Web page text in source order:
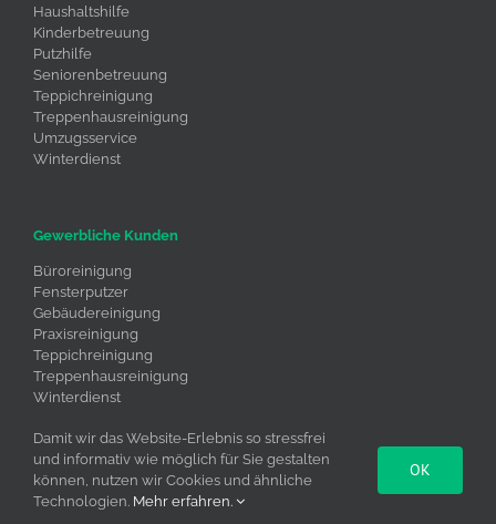
Haushaltshilfe
Kinderbetreuung
Putzhilfe
Seniorenbetreuung
Teppichreinigung
Treppenhausreinigung
Umzugsservice
Winterdienst
Gewerbliche Kunden
Büroreinigung
Fensterputzer
Gebäudereinigung
Praxisreinigung
Teppichreinigung
Treppenhausreinigung
Winterdienst
Damit wir das Website-Erlebnis so stressfrei
und informativ wie möglich für Sie gestalten
können, nutzen wir Cookies und ähnliche
Technologien. Mehr erfahren.
OK